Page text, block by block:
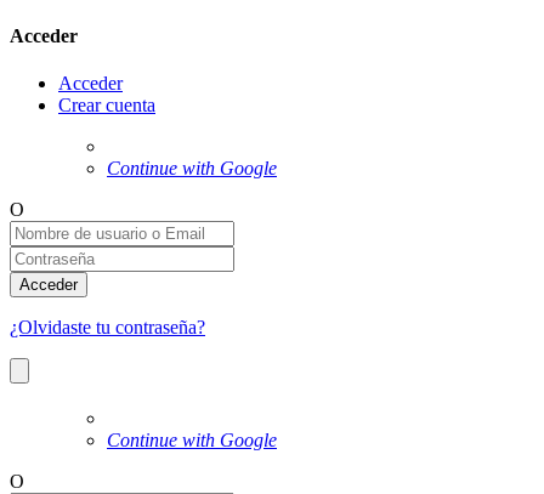
Acceder
Acceder
Crear cuenta
Continue with Google
O
Acceder
¿Olvidaste tu contraseña?
Continue with Google
O